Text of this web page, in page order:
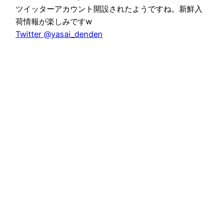
ツイッターアカウント開設されたようですね。新鮮入
荷情報が楽しみですw
Twitter @yasai_denden